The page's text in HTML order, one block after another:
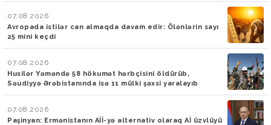
07.08.2026
Avropada istilər can almaqda davam edir: Ölənlərin sayı
25 mini keçdi
07.08.2026
Husilər Yəməndə 58 hökumət hərbçisini öldürüb,
Səudiyyə Ərəbistanında isə 11 mülki şəxsi yaralayıb
07.08.2026
Paşinyan: Ermənistanın Aİİ-yə alternativ olaraq Aİ üzvlüyü